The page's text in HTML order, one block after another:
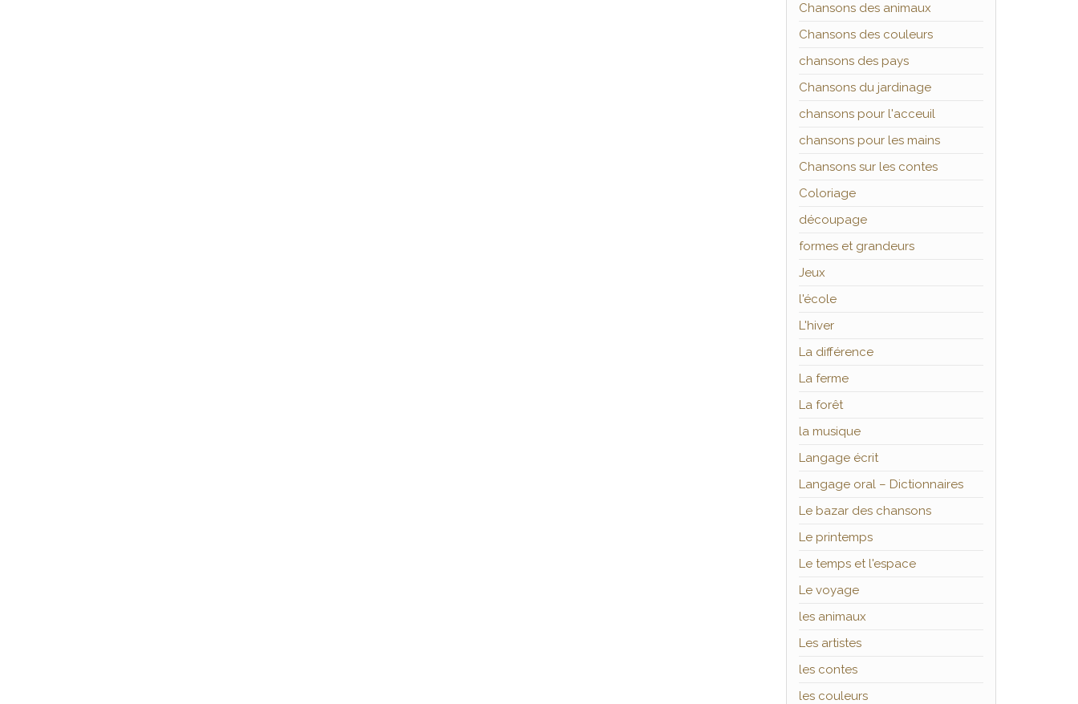
Chansons des animaux
Chansons des couleurs
chansons des pays
Chansons du jardinage
chansons pour l'acceuil
chansons pour les mains
Chansons sur les contes
Coloriage
découpage
formes et grandeurs
Jeux
l'école
L'hiver
La différence
La ferme
La forêt
la musique
Langage écrit
Langage oral – Dictionnaires
Le bazar des chansons
Le printemps
Le temps et l'espace
Le voyage
les animaux
Les artistes
les contes
les couleurs